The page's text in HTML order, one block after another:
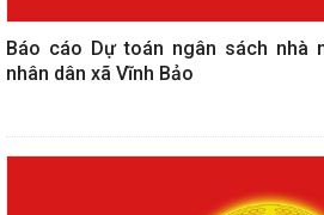
Báo cáo Dự toán ngân sách nhà
nhân dân xã Vĩnh Bảo